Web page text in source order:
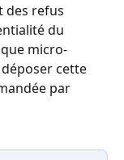
des refus
du
micro-
cette
par